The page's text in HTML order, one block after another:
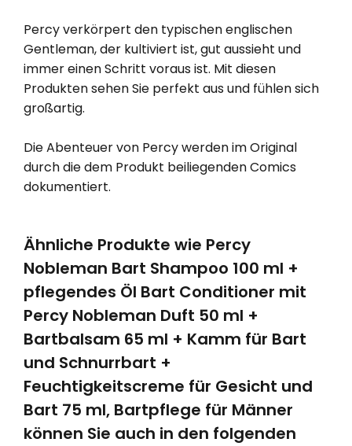
Percy verkörpert den typischen englischen
Gentleman, der kultiviert ist, gut aussieht und
immer einen Schritt voraus ist. Mit diesen
Produkten sehen Sie perfekt aus und fühlen sich
großartig.
Die Abenteuer von Percy werden im Original
durch die dem Produkt beiliegenden Comics
dokumentiert.
Ähnliche Produkte wie Percy
Nobleman Bart Shampoo 100 ml +
pflegendes Öl Bart Conditioner mit
Percy Nobleman Duft 50 ml +
Bartbalsam 65 ml + Kamm für Bart
und Schnurrbart +
Feuchtigkeitscreme für Gesicht und
Bart 75 ml, Bartpflege für Männer
können Sie auch in den folgenden